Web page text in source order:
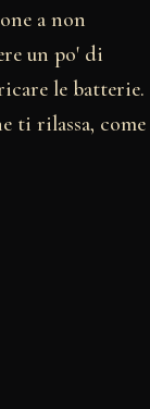
a non
un po' di
le batterie.
ti rilassa, come